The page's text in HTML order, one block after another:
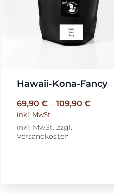
Hawaii-Kona-Fancy
69,90€ –109,90€
inkl. MwSt.
inkl. MwSt. zzgl.
Versandkosten